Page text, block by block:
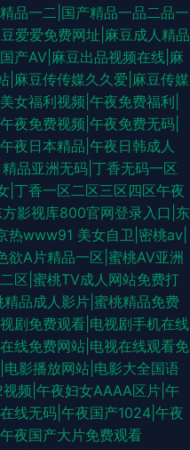
品一二|国产精品一品二品一
爱爱免费网址|麻豆成人精品
产AV|麻豆出品视频在线|麻
|麻豆传传媒久久爱|麻豆传媒
女福利视频|午夜免费福利|
夜免费视频|午夜免费无码|
夜日本精品|午夜日韩成人
品亚洲无码|丁香无码一区
|丁香一区二区三区四区午夜
影视库800官网登录入口|东
热www91 美女自卫|密桃av|
欲A片精品一区|蜜桃AV亚洲
区|蜜桃TV成人网站免费打
品成人影片|蜜桃精品免费
剧免费观看|电视剧手机在线
线免费网站|电视在线观看免
影播放网站|电影大全国语
频|午夜妇女AAAA区片|午
线无码|午夜国产1024|午夜
夜国产大片免费观看